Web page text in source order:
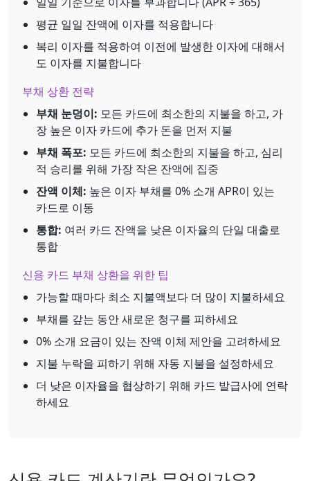
평균 일일 잔액에 이자를 적용합니다
복리 이자를 적용하여 이전에 발생한 이자에 대해서
도 이자를 지불합니다
부채 상환 전략
부채 눈덩이: 모든 카드에 최소한의 지불을 하고, 가
장 높은 이자 카드에 추가 돈을 먼저 지불
부채 폭포: 모든 카드에 최소한의 지불을 하고, 심리
적 승리를 위해 가장 작은 잔액에 집중
잔액 이체: 높은 이자 부채를 0% 소개 APR이 있는
카드로 이동
통합: 여러 카드 잔액을 낮은 이자율의 단일 대출로
통합
신용 카드 부채 상환을 위한 팁
가능할 때마다 최소 지불액보다 더 많이 지불하세요
부채를 갚는 동안 새로운 청구를 피하세요
0% 소개 요금이 있는 잔액 이체 제안을 고려하세요
지불 누락을 피하기 위해 자동 지불을 설정하세요
더 낮은 이자율을 협상하기 위해 카드 발급사에 연락
하세요